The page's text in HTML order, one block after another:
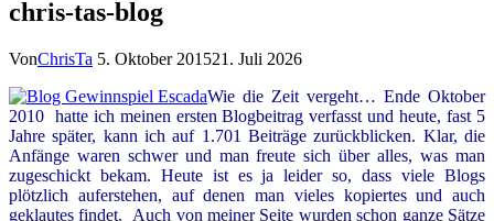
chris-tas-blog
VonChrisTa 5. Oktober 201521. Juli 2026
Wie die Zeit vergeht… Ende Oktober
2010 hatte ich meinen ersten Blogbeitrag verfasst und heute, fast 5
Jahre später, kann ich auf 1.701 Beiträge zurückblicken. Klar, die
Anfänge waren schwer und man freute sich über alles, was man
zugeschickt bekam. Heute ist es ja leider so, dass viele Blogs
plötzlich auferstehen, auf denen man vieles kopiertes und auch
geklautes findet. Auch von meiner Seite wurden schon ganze Sätze